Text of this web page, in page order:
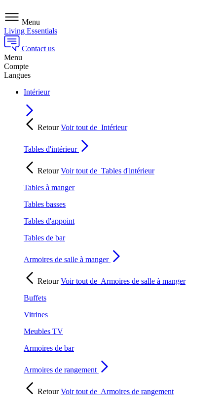
Menu
Living Essentials
Contact us
Menu
Compte
Langues
Intérieur
RetourVoir tout de Intérieur
Tables d'intérieur
RetourVoir tout de Tables d'intérieur
Tables à manger
Tables basses
Tables d'appoint
Tables de bar
Armoires de salle à manger
RetourVoir tout de Armoires de salle à manger
Buffets
Vitrines
Meubles TV
Armoires de bar
Armoires de rangement
RetourVoir tout de Armoires de rangement